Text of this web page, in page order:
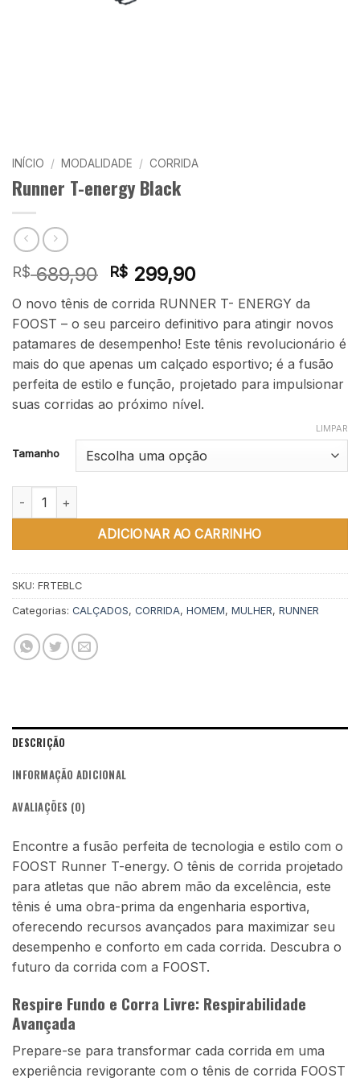
INÍCIO / MODALIDADE / CORRIDA
Runner T-energy Black
R$689,90 O
preço
original
era:
R$ 689,90.
R$ 299,90O
preço
atual
é:
R$ 299,90.
O novo tênis de corrida RUNNER T- ENERGY da
FOOST – o seu parceiro definitivo para atingir novos
patamares de desempenho! Este tênis revolucionário é
mais do que apenas um calçado esportivo; é a fusão
perfeita de estilo e função, projetado para impulsionar
suas corridas ao próximo nível.
Tamanho
LIMPAR
Runner T-energy Black quantidade
ADICIONAR AO CARRINHO
SKU: FRTEBLC
Categorias: CALÇADOS, CORRIDA, HOMEM, MULHER, RUNNER
DESCRIÇÃO
INFORMAÇÃO ADICIONAL
AVALIAÇÕES (0)
Encontre a fusão perfeita de tecnologia e estilo com o
FOOST Runner T-energy. O tênis de corrida projetado
para atletas que não abrem mão da excelência, este
tênis é uma obra-prima da engenharia esportiva,
oferecendo recursos avançados para maximizar seu
desempenho e conforto em cada corrida. Descubra o
futuro da corrida com a FOOST.
Respire Fundo e Corra Livre: Respirabilidade
Avançada
Prepare-se para transformar cada corrida em uma
experiência revigorante com o tênis de corrida FOOST